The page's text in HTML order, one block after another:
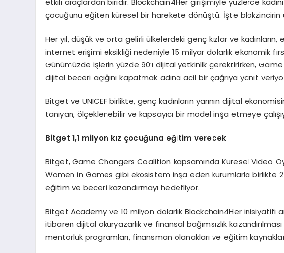
etkili araçlardan biridir. Blockchain4Her girişimiyle yüzlerce
çocuğunu eğiten küresel bir harekete dönüştü. İşte
Her yıl, düşük ve orta gelirli ülkelerdeki genç kızlar ve
internet erişimi eksikliği nedeniyle 15 milyar dolarlık ekonomik
Günümüzde işlerin yüzde 90’ı dijital yetkinlik gerektirirken,
dijital beceri açığını kapatmak adına acil bir çağrıya yanıt
Bitget ve UNICEF birlikte, genç kadınların yarının dijital
tanıyan, ölçeklenebilir ve kapsayıcı bir model inşa etmeye
Bitget 1,1 milyon kız çocuğuna eğitim verecek
Bitget, Game Changers Coalition kapsamında Küresel Video
Women in Games gibi ekosistem inşa eden kurumlarla birlikte
eğitim ve beceri kazandırmayı hedefliyor.
Bitget Academy ve 10 milyon dolarlık Blockchain4Her inisiyatifi
itibaren dijital okuryazarlık ve finansal bağımsızlık
mentorluk programları, finansman olanakları ve eğitim